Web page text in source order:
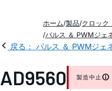
ホーム 製品 クロック
パルス ＆ PWMジェ
戻る： パルス ＆ PWMジェ
AD9560 製造中止